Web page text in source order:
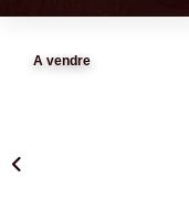
A vendre